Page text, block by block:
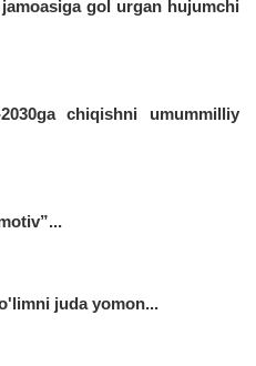
gol urgan hujumchi
chiqishni umummilliy
juda yomon...